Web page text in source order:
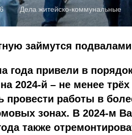
Дела житейско-коммунальные
займутся
года привели в
2024-й – не менее
провести работы в
зонах. В 2024-м
также